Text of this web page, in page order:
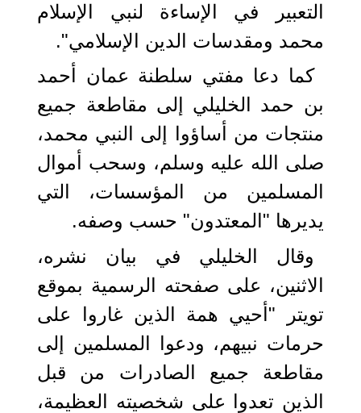
التعبير في الإساءة لنبي الإسلام
محمد ومقدسات الدين الإسلامي".
كما دعا مفتي سلطنة عمان أحمد
بن حمد الخليلي إلى مقاطعة جميع
منتجات من أساؤوا إلى النبي محمد،
صلى الله عليه وسلم، وسحب أموال
المسلمين من المؤسسات، التي
يديرها "المعتدون" حسب وصفه.
وقال الخليلي في بيان نشره،
الاثنين، على صفحته الرسمية بموقع
تويتر "أحيي همة الذين غاروا على
حرمات نبيهم، ودعوا المسلمين إلى
مقاطعة جميع الصادرات من قبل
الذين تعدوا على شخصيته العظيمة،